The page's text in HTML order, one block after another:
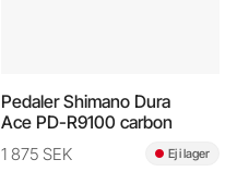
Pedaler Shimano Dura
Ace PD-R9100 carbon
1 875 SEK Ej i lager